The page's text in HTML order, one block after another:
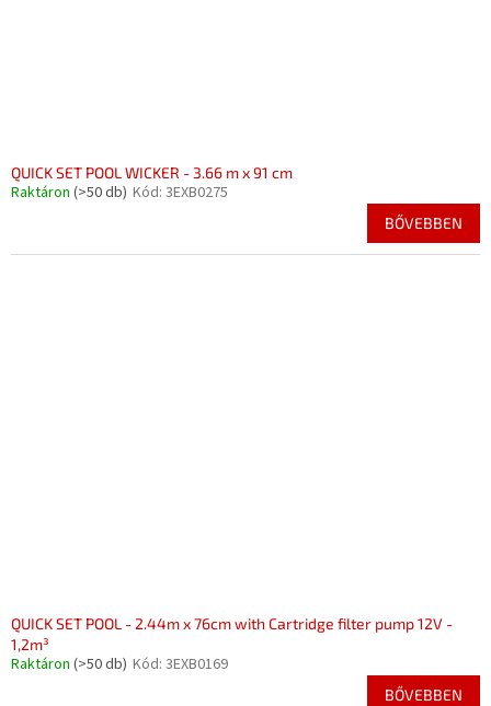
QUICK SET POOL WICKER - 3.66 m x 91 cm
Raktáron (>50 db) Kód: 3EXB0275
BŐVEBBEN
QUICK SET POOL - 2.44m x 76cm with Cartridge filter pump 12V -
1,2m³
Raktáron (>50 db) Kód: 3EXB0169
BŐVEBBEN